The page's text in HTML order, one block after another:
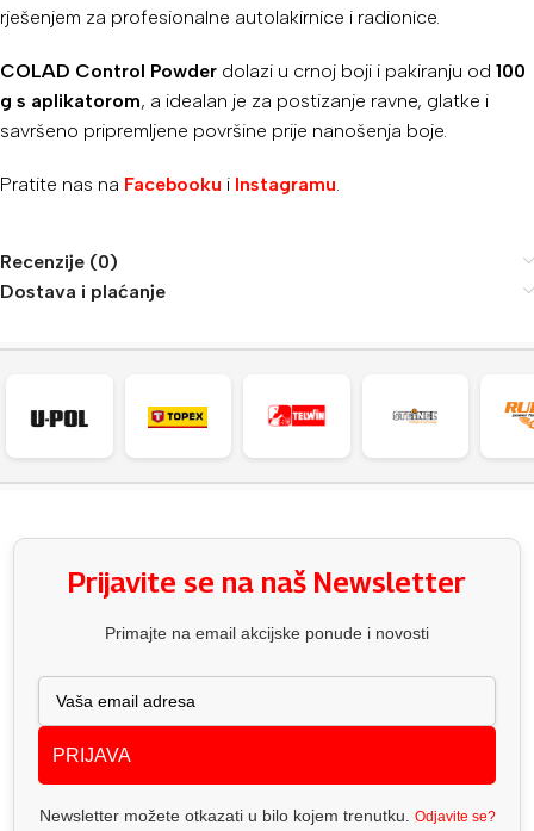
rješenjem za profesionalne autolakirnice i radionice.
COLAD Control Powder dolazi u crnoj boji i pakiranju od 100
g s aplikatorom, a idealan je za postizanje ravne, glatke i
savršeno pripremljene površine prije nanošenja boje.
Pratite nas na Facebooku i Instagramu.
Recenzije (0)
Dostava i plaćanje
Prijavite se na naš Newsletter
Primajte na email akcijske ponude i novosti
PRIJAVA
Newsletter možete otkazati u bilo kojem trenutku. Odjavite se?